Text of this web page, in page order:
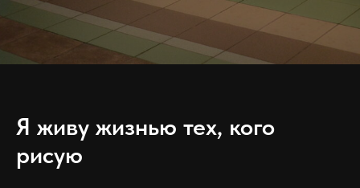
Я живу жизнью тех, кого
рисую